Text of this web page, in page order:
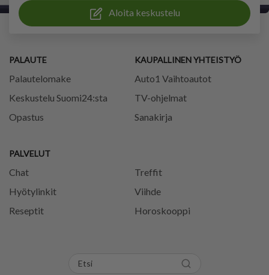
Aloita keskustelu
PALAUTE
Palautelomake
Keskustelu Suomi24:sta
Opastus
PALVELUT
Chat
Treffit
Hyötylinkit
Viihde
Reseptit
Horoskooppi
KAUPALLINEN YHTEISTYÖ
Auto1 Vaihtoautot
TV-ohjelmat
Sanakirja